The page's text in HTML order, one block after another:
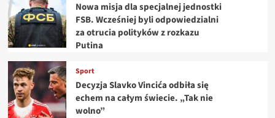
Nowa misja dla specjalnej jednostki
FSB. Wcześniej byli odpowiedzialni
za otrucia polityków z rozkazu
Putina
Sport
Decyzja Slavko Vincića odbiła się
echem na całym świecie. „Tak nie
wolno”